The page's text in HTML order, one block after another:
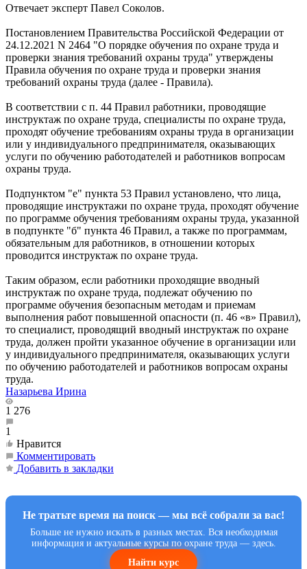
Отвечает эксперт Павел Соколов.
Постановлением Правительства Российской Федерации от
24.12.2021 N 2464 "О порядке обучения по охране труда и
проверки знания требований охраны труда" утверждены
Правила обучения по охране труда и проверки знания
требований охраны труда (далее - Правила).
В соответствии с п. 44 Правил работники, проводящие
инструктаж по охране труда, специалисты по охране труда,
проходят обучение требованиям охраны труда в организации
или у индивидуального предпринимателя, оказывающих
услуги по обучению работодателей и работников вопросам
охраны труда.
Подпунктом "е" пункта 53 Правил установлено, что лица,
проводящие инструктажи по охране труда, проходят обучение
по программе обучения требованиям охраны труда, указанной
в подпункте "б" пункта 46 Правил, а также по программам,
обязательным для работников, в отношении которых
проводится инструктаж по охране труда.
Таким образом, если работники проходящие вводный
инструктаж по охране труда, подлежат обучению по
программе обучения безопасным методам и приемам
выполнения работ повышенной опасности (п. 46 «в» Правил),
то специалист, проводящий вводный инструктаж по охране
труда, должен пройти указанное обучение в организации или
у индивидуального предпринимателя, оказывающих услуги
по обучению работодателей и работников вопросам охраны
труда.
Назарьева Ирина
1 276
1
Нравится
Комментировать
Добавить в закладки
Не тратьте время на поиск — мы всё собрали за вас!
Больше не нужно искать в разных местах. Вся необходимая
информация и актуальные курсы по охране труда — здесь.
Найти курс